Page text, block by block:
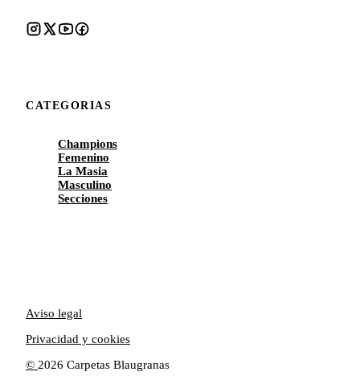
CATEGORIAS
Champions
Femenino
La Masia
Masculino
Secciones
© 2026 Carpetas Blaugranas
Aviso legal
Privacidad y cookies